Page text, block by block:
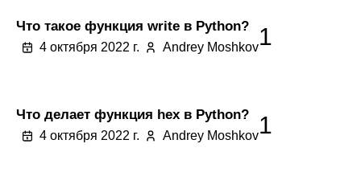
Что такое функция write в Python?
4 октября 2022 г. Andrey Moshkov1
Что делает функция hex в Python?
4 октября 2022 г. Andrey Moshkov1